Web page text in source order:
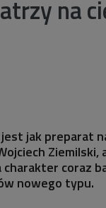
na
jak preparat
Ziemilski,
coraz
nowego typu.